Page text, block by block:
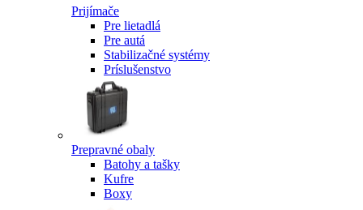
Prijímače
Pre lietadlá
Pre autá
Stabilizačné systémy
Príslušenstvo
Prepravné obaly
Batohy a tašky
Kufre
Boxy